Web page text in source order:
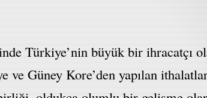
Türkiye’nin büyük bir ihracatçı
ve Güney Kore’den yapılan